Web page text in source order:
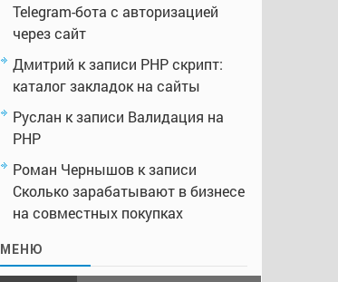
Telegram-бота с авторизацией
через сайт
Дмитрий к записи PHP скрипт:
каталог закладок на сайты
Руслан к записи Валидация на
PHP
Роман Чернышов к записи
Сколько зарабатывают в бизнесе
на совместных покупках
МЕНЮ